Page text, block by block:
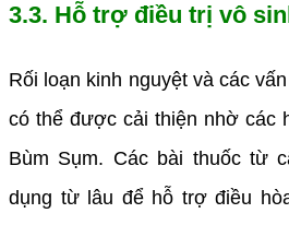
3.3. Hỗ trợ điều trị vô
Rối loạn kinh nguyệt và các
có thể được cải thiện nhờ các
Bùm Sụm. Các bài thuốc từ
dụng từ lâu để hỗ trợ điều